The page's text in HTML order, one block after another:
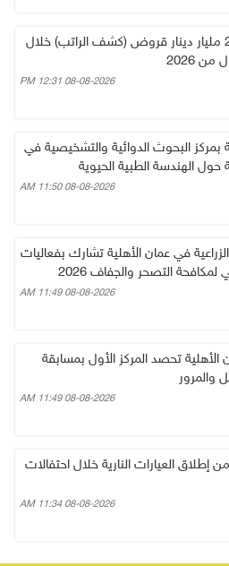
الأردن .. 2.5 مليار دينار قروض (كشف الراتب) خلال
2026
08-08-2026 12:31 PM
بمركز البحوث الدوائية والتشخيصية في
حول الهندسة الطبية الحيوية
08-08-2026 11:50 AM
الزراعية في عمان الأهلية تشارك بفعاليات
لمكافحة التصحر والجفاف 2026
08-08-2026 11:49 AM
تحصد المركز الأول بمسابقة
والمرور
08-08-2026 11:49 AM
إطلاق العيارات النارية خلال احتفالات
08-08-2026 11:34 AM